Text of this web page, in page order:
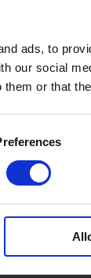
ads, to
our social
them or that